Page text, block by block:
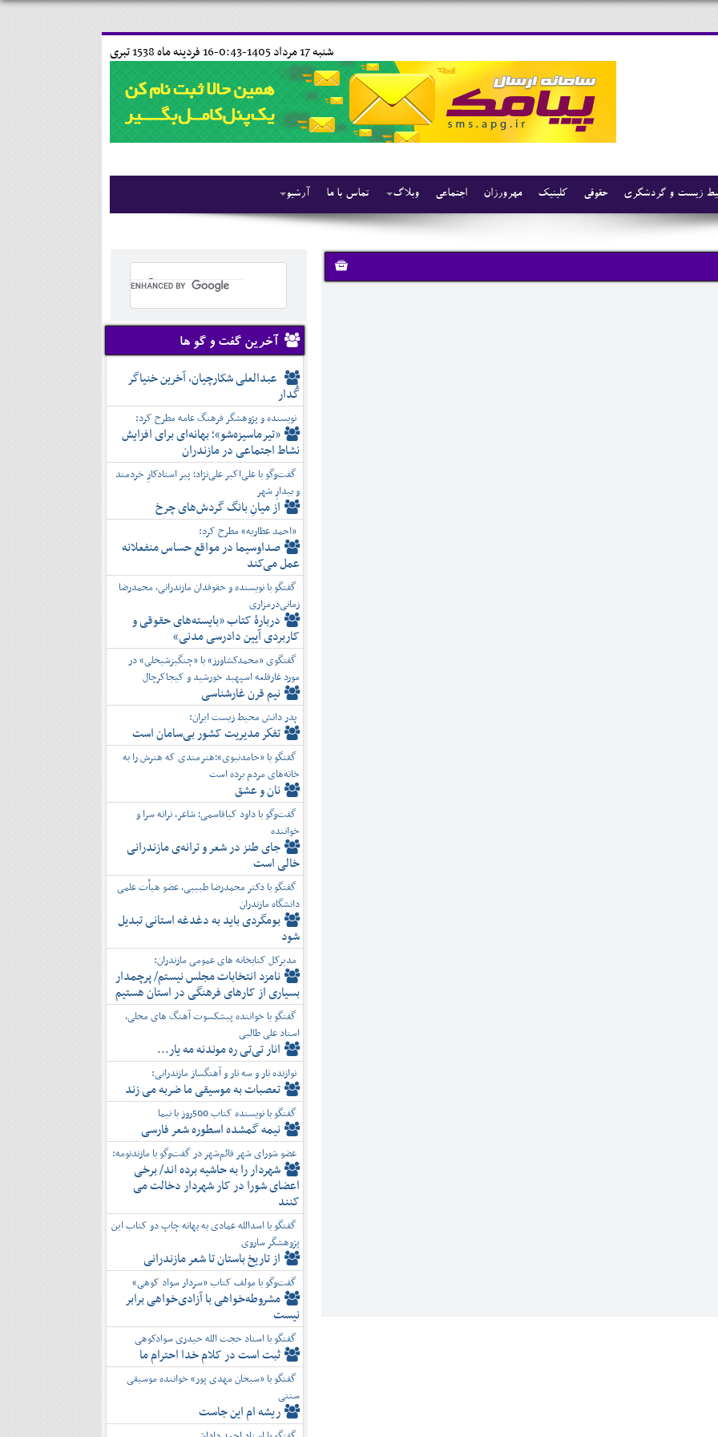
16 فردينه ماه 1538 تبری شنبه 17 مرداد 1405-0:43-
آرشیو تماس با ما وبلاگ اجتماعی مهرورزان کلینیک حقوقی زیست و گردشگری
آخرین گفت و گو ها
عبدالعلی شکارچیان، آخرین خنیاگر
گُدار
نویسنده و پژوهشگر فرهنگ عامه مطرح کرد:
«تیرماسیزه‌شو»؛ بهانه‌ای برای افزایش
نشاط اجتماعی در مازندران
گفت‌وگو با علی‌اکبر علی‌نژاد؛ پیر استادکارِ خردمند
و بیدارِ شهر
از میانِ بانگ گردش‌های چرخ
«احمد عطاریه» مطرح کرد:
صداوسیما در مواقع حساس منفعلانه
عمل می‌کند
گفتگو با نویسنده و حقوقدان مازندرانی، محمدرضا
زمانی‌درمزاری
دربارۀ کتاب ”بایسته‌های حقوقی و
کاربردی آیین دادرسی مدنی»
گفتگوی «محمدکشاورز» با «چنگیزشیخلی» در
مورد غارقلعه اسپهبد خورشید و کیجاکرچال
نیم قرن غارشناسی
پدر دانش محیط زیست ایران:
تفكر مديريت کشور بی‌سامان است
گفتگو با «حامدنبوی»؛هنرمندی که هنرش را به
خانه‌های مردم برده است
نان و عشق
گفت‌وگو با داود کیاقاسمی؛ شاعر، ترانه سرا و
خواننده
جای طنز در شعر و ترانه‌ی مازندرانی
خالی است
گفتگو با دکتر محمدرضا طبیبی، عضو هیأت علمی
دانشگاه مازندران
بومگردی باید به دغدغه استانی تبدیل
شود
مدیرکل کتابخانه های عمومی مازندران:
نامزد انتخابات مجلس نیستم/ پرچمدار
بسیاری از کارهای فرهنگی در استان هستیم
گفتگو با خواننده پیشکسوت آهنگ های محلی،
استاد علی طالبی
انار تی‌تی ره موندنه مه یار...
نوازنده تار و سه تار و آهنگساز مازندرانی:
تعصبات به موسیقی ما ضربه می زند
گفتگو با نویسنده کتاب 500روز با نیما
نیمه گمشده اسطوره شعر فارسی
عضو شورای شهر قائم‌شهر در گفت‌و‌گو با مازندنومه:
شهردار را به حاشیه برده اند/ برخی
اعضای شورا در کار شهردار دخالت می
کنند
گفتگو با اسدالله عمادی به بهانه چاپ دو کتاب این
پژوهشگر ساروی
از تاریخ باستان تا شعر مازندرانی
گفت‌وگو با مولف کتاب «سردار سواد کوهی»
مشروطه‌خواهی با آزادی‌خواهی برابر
نیست
گفتگو با استاد حجت الله حیدری سوادکوهی
ثبت است در کلام خدا احترام ما
گفتگو با «سبحان مهدی پور» خواننده موسیقی
سنتی
ریشه ام این جاست